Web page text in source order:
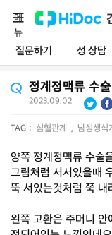
질문하기 성 상담
메
뉴
정계정맥류 수
2023.09.02
TAG : 심혈관계 , 남성생식
양쪽 정계정맥류 수술
그림처럼 서서있을때
뚝 서있는것처럼 쭉 내
왼쪽 고환은 주머니